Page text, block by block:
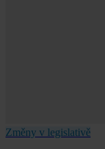
Změny v legislativě